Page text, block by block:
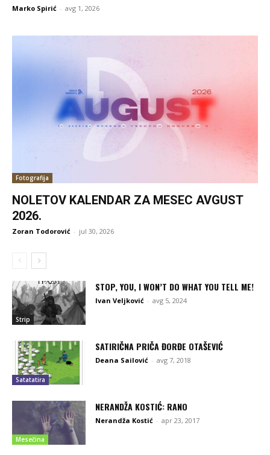
Marko Spirić - avg 1, 2026
Fotografija
NOLETOV KALENDAR ZA MESEC AVGUST
2026.
Zoran Todorović - jul 30, 2026
Strip
STOP, YOU, I WON’T DO WHAT YOU TELL ME!
Ivan Veljković - avg 5, 2024
Satatatira
SATIRIČNA PRIČA ĐORĐE OTAŠEVIĆ
Deana Sailović - avg 7, 2018
Mesečina
NERANDŽA KOSTIĆ: RANO
Nerandža Kostić - apr 23, 2017